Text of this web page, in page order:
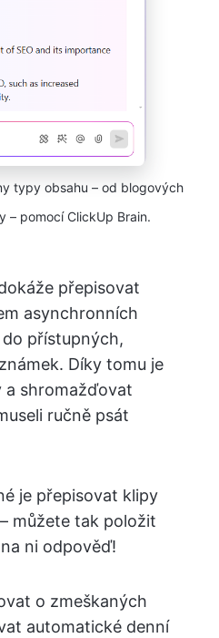
typy obsahu – od blogových
– pomocí ClickUp Brain.
přepisovat
asynchronních
přístupných,
Díky tomu je
a shromažďovat
ručně psát
je přepisovat klipy
můžete tak položit
ni odpověď!
o zmeškaných
automatické denní